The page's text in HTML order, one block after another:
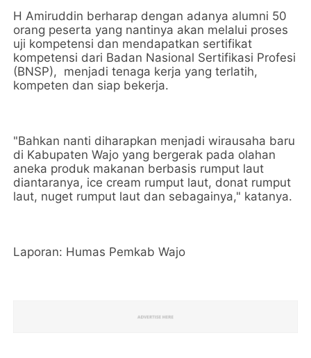
H Amiruddin berharap dengan adanya alumni 50
orang peserta yang nantinya akan melalui proses
uji kompetensi dan mendapatkan sertifikat
kompetensi dari Badan Nasional Sertifikasi Profesi
(BNSP), menjadi tenaga kerja yang terlatih,
kompeten dan siap bekerja.
"Bahkan nanti diharapkan menjadi wirausaha baru
di Kabupaten Wajo yang bergerak pada olahan
aneka produk makanan berbasis rumput laut
diantaranya, ice cream rumput laut, donat rumput
laut, nuget rumput laut dan sebagainya," katanya.
Laporan: Humas Pemkab Wajo